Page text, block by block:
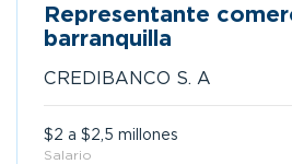
Representante
barranquilla
CREDIBANCO S. A
$2 a $2,5 millones
Salario